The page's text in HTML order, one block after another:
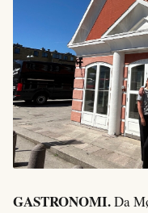
GASTRONOMI.Da